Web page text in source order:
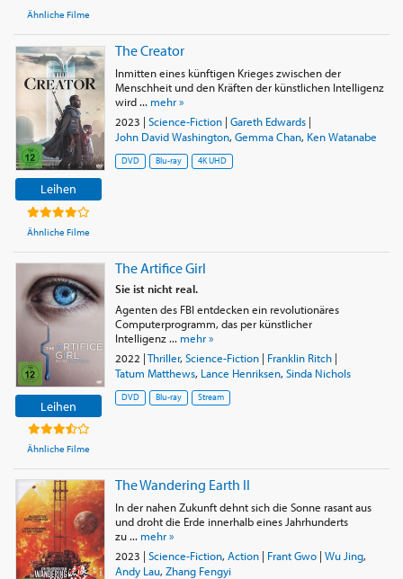
Ähnliche Filme
Leihen
Ähnliche Filme
The Creator
Inmitten eines künftigen Krieges zwischen der
Menschheit und den Kräften der künstlichen Intelligenz
wird ... mehr »
2023 | Science-Fiction| Gareth Edwards|
John David Washington, Gemma Chan, Ken Watanabe
DVD Blu-ray 4K UHD
Leihen
Ähnliche Filme
The Artifice Girl
Sie ist nicht real.
Agenten des FBI entdecken ein revolutionäres
Computerprogramm, das per künstlicher
Intelligenz ... mehr »
2022 |Thriller, Science-Fiction| Franklin Ritch|
Tatum Matthews, Lance Henriksen, Sinda Nichols
DVD Blu-ray Stream
The Wandering Earth II
In der nahen Zukunft dehnt sich die Sonne rasant aus
und droht die Erde innerhalb eines Jahrhunderts
zu ... mehr »
2023 | Science-Fiction, Action| Frant Gwo| Wu Jing,
Andy Lau, Zhang Fengyi